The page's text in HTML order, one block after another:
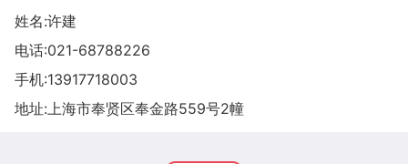
姓名:许建
电话:021-68788226
手机:13917718003
地址:上海市奉贤区奉金路559号2幢